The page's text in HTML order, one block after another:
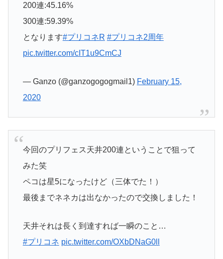
200連:45.16%
300連:59.39%
となります#プリコネR #プリコネ2周年
pic.twitter.com/cIT1u9CmCJ
— Ganzo (@ganzogogogmail1) February 15,
2020
今回のプリフェス天井200連ということで狙って
みた笑
ペコは星5になったけど（三体でた！）
最後までネネカは出なかったので交換しました！
天井それは長く到達すれば一瞬のこと…
#プリコネ pic.twitter.com/OXbDNaG0ll